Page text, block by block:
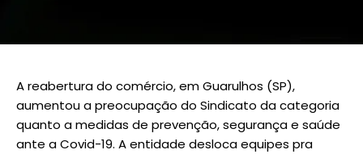
A reabertura do comércio, em Guarulhos (SP),
aumentou a preocupação do Sindicato da categoria
quanto a medidas de prevenção, segurança e saúde
ante a Covid-19. A entidade desloca equipes pra